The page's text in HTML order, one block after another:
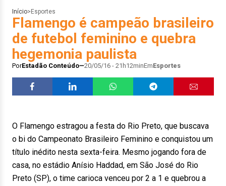
Início> Esportes
Flamengo é campeão brasileiro
de futebol feminino e quebra
hegemonia paulista
PorEstadão Conteúdo 20/05/16 - 21h12minEmEsportes
O Flamengo estragou a festa do Rio Preto, que buscava
o bi do Campeonato Brasileiro Feminino e conquistou um
título inédito nesta sexta-feira. Mesmo jogando fora de
casa, no estádio Anísio Haddad, em São José do Rio
Preto (SP), o time carioca venceu por 2 a 1 e quebrou a